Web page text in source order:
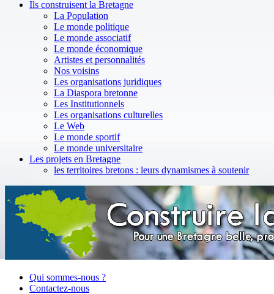
Ils construisent la Bretagne
La Population
Le monde politique
Le monde associatif
Le monde économique
Artistes et personnalités
Nos voisins
Les organisations juridiques
La Diaspora bretonne
Les Institutionnels
Les organisations culturelles
Le Web
Le monde sportif
Le monde universitaire
Les projets en Bretagne
les territoires bretons : leurs dynamismes à soutenir
Qui sommes-nous ?
Contactez-nous